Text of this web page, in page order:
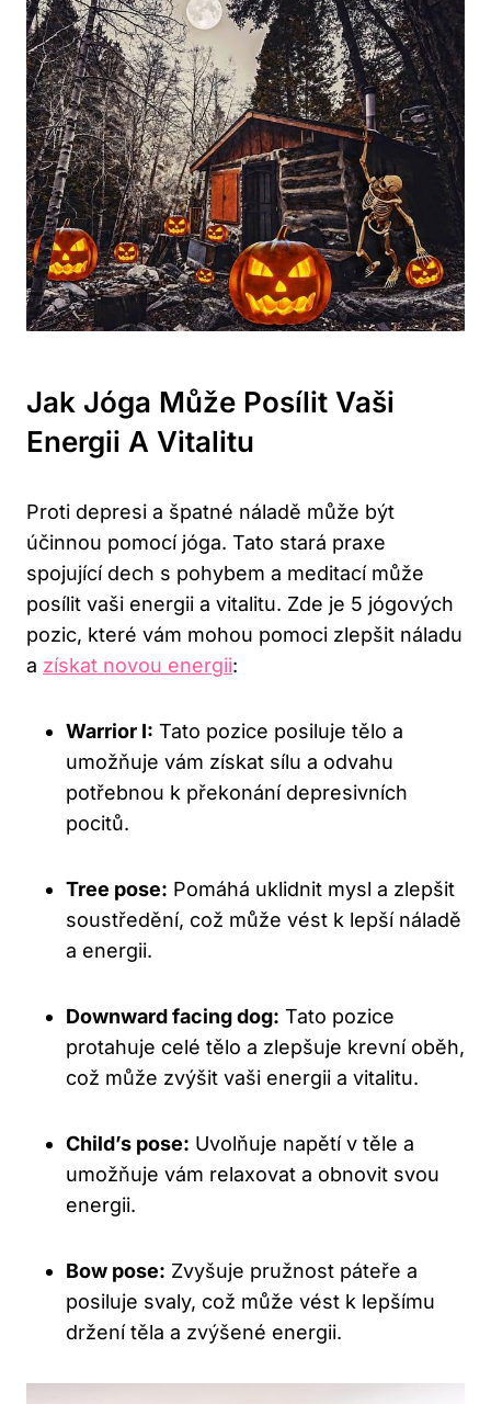
Jak Jóga Může Posílit Vaši
Energii A Vitalitu
Proti depresi a špatné náladě může být
účinnou ‌pomocí⁤ jóga. Tato stará​ praxe
spojující dech s pohybem a meditací může
posílit⁤ vaši ‌energii a vitalitu. Zde je 5 jógových
pozic, které vám mohou pomoci zlepšit náladu
a získat novou energii:
Warrior ‌I: Tato pozice posiluje ​tělo a
umožňuje vám získat sílu a odvahu
potřebnou k překonání depresivních ​
pocitů.
Tree pose: Pomáhá uklidnit mysl a zlepšit
soustředění, což může vést k lepší náladě
‍a ‍energii.
Downward facing dog: Tato pozice
⁣protahuje celé tělo a zlepšuje krevní oběh,
což může zvýšit vaši energii a vitalitu.
Child’s pose: Uvolňuje napětí v těle a
umožňuje vám relaxovat a ⁤obnovit svou
energii.
Bow⁤ pose: Zvyšuje pružnost páteře a
posiluje svaly, což může‍ vést‌ k lepšímu
držení těla a zvýšené energii.